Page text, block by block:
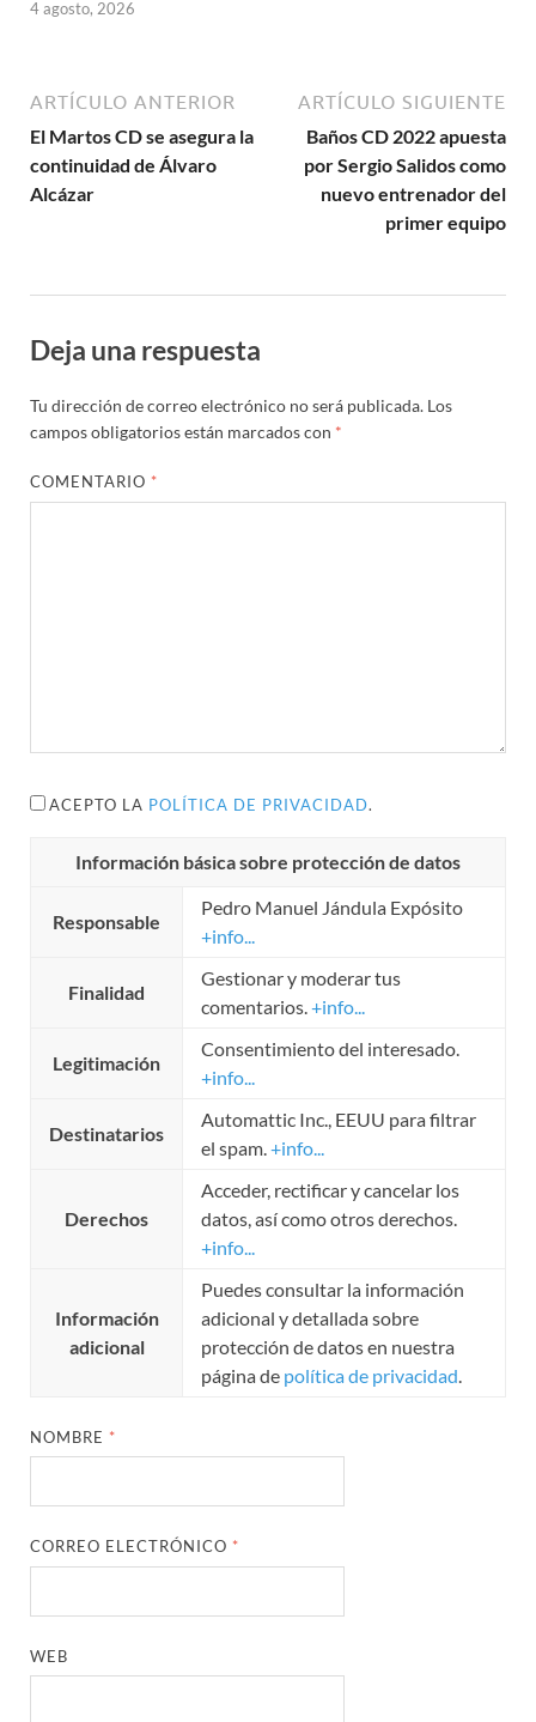
4 agosto, 2026
ARTÍCULO ANTERIOR
El Martos CD se asegura la
continuidad de Álvaro
Alcázar
ARTÍCULO SIGUIENTE
Baños CD 2022 apuesta
por Sergio Salidos como
nuevo entrenador del
primer equipo
Deja una respuesta
Tu dirección de correo electrónico no será publicada. Los
campos obligatorios están marcados con *
COMENTARIO *
ACEPTO LA POLÍTICA DE PRIVACIDAD.
Información básica sobre protección de datos
Responsable
Pedro Manuel Jándula Expósito
+info...
Finalidad
Gestionar y moderar tus
comentarios. +info...
Legitimación
Consentimiento del interesado.
+info...
Destinatarios
Automattic Inc., EEUU para filtrar
el spam. +info...
Derechos
Acceder, rectificar y cancelar los
datos, así como otros derechos.
+info...
Información
adicional
Puedes consultar la información
adicional y detallada sobre
protección de datos en nuestra
página de política de privacidad
NOMBRE *
CORREO ELECTRÓNICO *
WEB